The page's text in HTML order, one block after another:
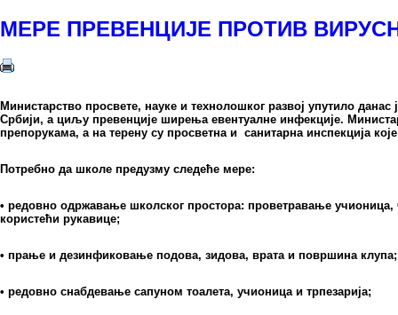
МЕРЕ ПРЕВЕНЦИЈЕ ПРОТИВ
Министарство просвете, науке и технолошког развој упутило
Србији, а циљу превенције ширења евентуалне инфекције.
препорукама, а на терену су просветна и санитарна инспекција
Потребно да школе предузму следеће мере:
• редовно одржавање школског простора: проветравање
користећи рукавице;
• прање и дезинфиковање подова, зидова, врата и површина клупа;
• редовно снабдевање сапуном тоалета, учионица и трпезарија;